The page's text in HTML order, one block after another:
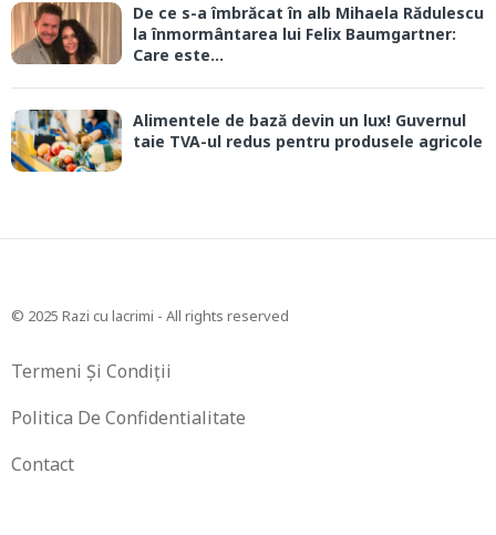
De ce s-a îmbrăcat în alb Mihaela Rădulescu
la înmormântarea lui Felix Baumgartner:
Care este...
Alimentele de bază devin un lux! Guvernul
taie TVA-ul redus pentru produsele agricole
© 2025 Razi cu lacrimi - All rights reserved
Termeni Și Condiții
Politica De Confidentialitate
Contact